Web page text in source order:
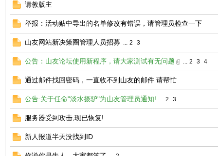
请教版主
举报：活动贴中导出的名单修改有错误，请管理员检查一下
山友网站新决策圈管理人员招募 ... 2 3
公告：山友论坛使用新程序，请大家测试有无问题 ... 2 3 4
通过邮件找回密码，一直收不到山友的邮件 请帮忙
公告:关于任命"淡水摄驴"为山友管理员通知! ... 2 3
服务器受到攻击,现已恢复!
新人报道半天没找到ID